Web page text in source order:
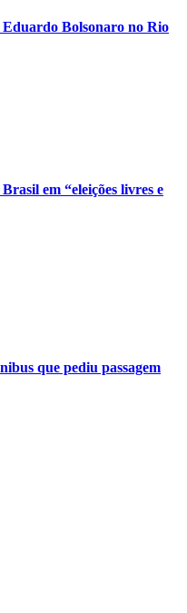
Bolsonaro no Rio
em “eleições livres e
que pediu passagem